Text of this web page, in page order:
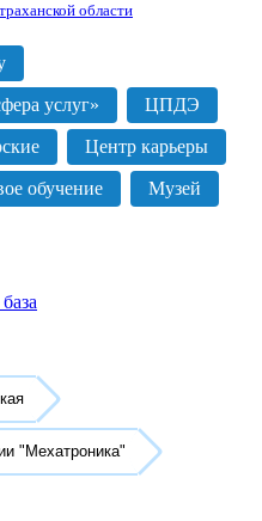
области
услуг» ЦПДЭ
Центр карьеры
обучение Музей
"Мехатроника"